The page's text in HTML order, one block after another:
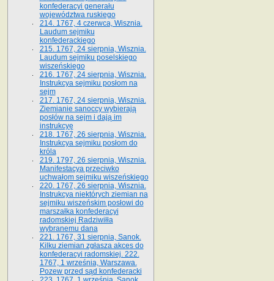
konfederacyi generału
województwa ruskiego
214. 1767, 4 czerwca, Wisznia.
Laudum sejmiku
konfederackiego
215. 1767, 24 sierpnia, Wisznia.
Laudum sejmiku poselskiego
wiszeńskiego
216. 1767, 24 sierpnia, Wisznia.
Instrukcya sejmiku posłom na
sejm
217. 1767, 24 sierpnia, Wisznia.
Ziemianie sanoccy wybierają
posłów na sejm i dają im
instrukcyę
218. 1767, 26 sierpnia, Wisznia.
Instrukcya sejmiku posłom do
króla
219. 1797, 26 sierpnia, Wisznia.
Manifestacya przeciwko
uchwałom sejmiku wiszeńskiego
220. 1767, 26 sierpnia, Wisznia.
Instrukcya niektórych ziemian na
sejmiku wiszeńskim posłowi do
marszałka konfe­deracyi
radomskiej Radziwiłła
wybranemu dana
221. 1767, 31 sierpnia, Sanok.
Kilku ziemian zgłasza akces do
konfederacyi radomskiej. 222.
1767, 1 września, Warszawa.
Pozew przed sąd konfederacki